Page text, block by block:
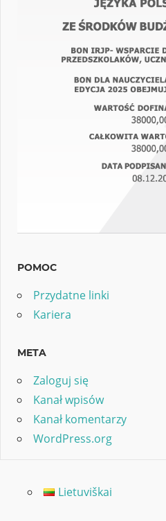
POMOC
Przydatne linki
Kariera
META
Zaloguj się
Kanał wpisów
Kanał komentarzy
WordPress.org
Lietuviškai